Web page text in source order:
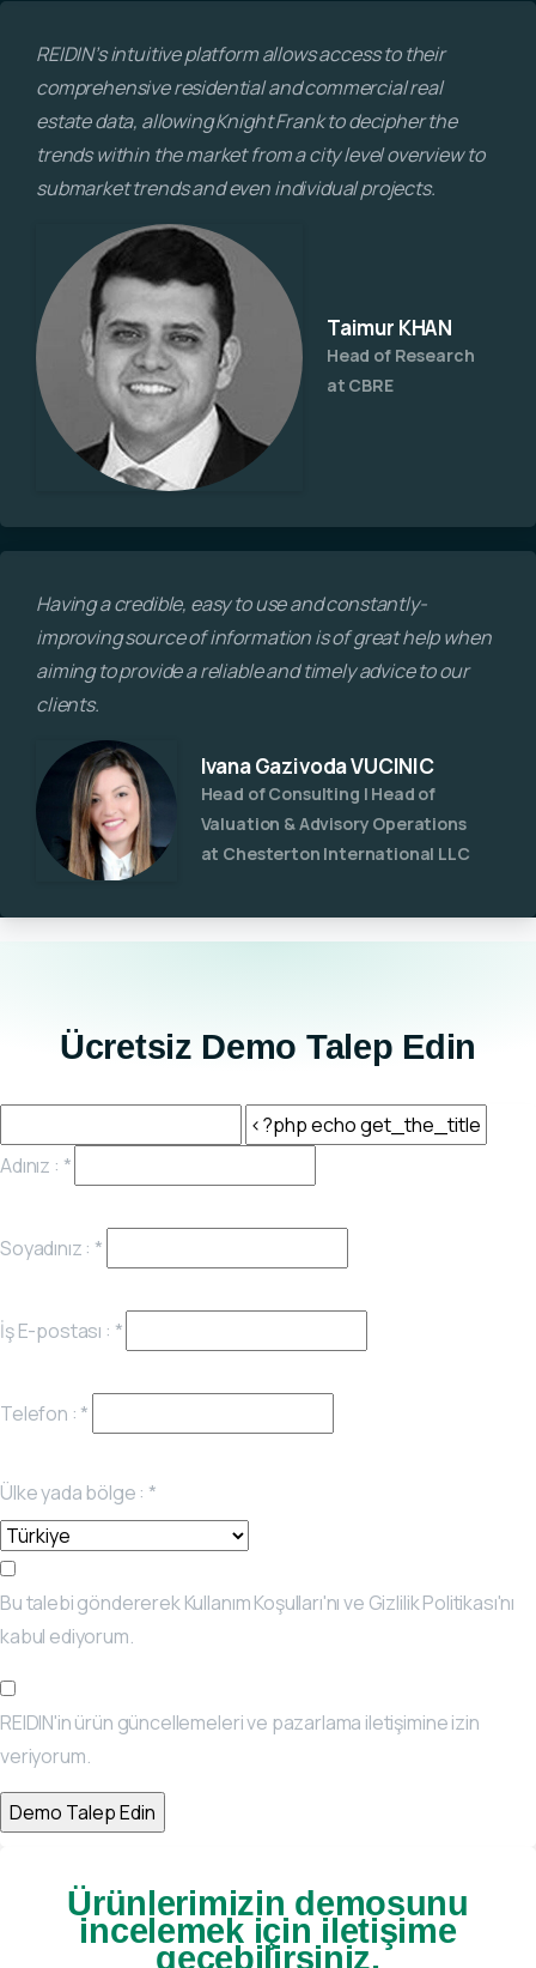
REIDIN’s intuitive platform allows access to their
comprehensive residential and commercial real
estate data, allowing Knight Frank to decipher the
trends within the market from a city level overview to
submarket trends and even individual projects.
Taimur KHAN
Head of Research
at CBRE
Having a credible, easy to use and constantly-
improving source of information is of great help when
aiming to provide a reliable and timely advice to our
clients.
Ivana Gazivoda VUCINIC
Head of Consulting l Head of
Valuation & Advisory Operations
at Chesterton International LLC
Ücretsiz Demo Talep Edin
Adınız : *
Soyadınız : *
İş E-postası : *
Telefon : *
Ülke yada bölge : *
Bu talebi göndererek Kullanım Koşulları'nı ve Gizlilik Politikası'nı
kabul ediyorum.
REIDIN'in ürün güncellemeleri ve pazarlama iletişimine izin
veriyorum.
Ürünlerimizin demosunu
incelemek için iletişime
geçebilirsiniz.